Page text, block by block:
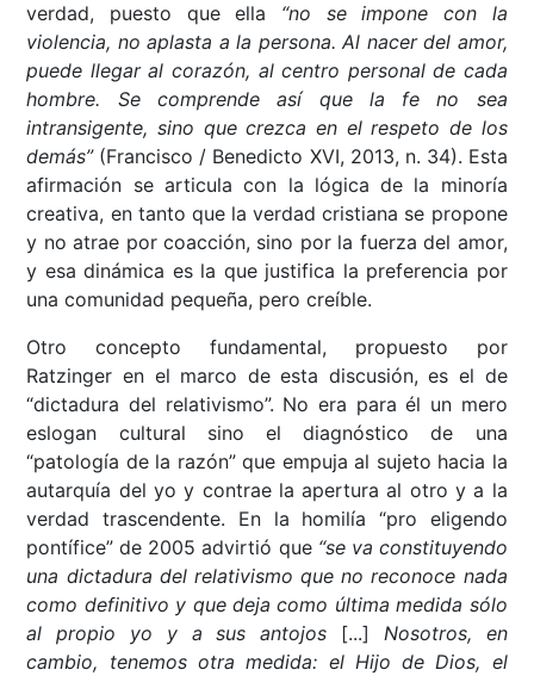
verdad, puesto que ella “no se impone con la
violencia, no aplasta a la persona. Al nacer del amor,
puede llegar al corazón, al centro personal de cada
hombre. Se comprende así que la fe no sea
intransigente, sino que crezca en el respeto de los
demás”(Francisco / Benedicto XVI, 2013, n. 34). Esta
afirmación se articula con la lógica de la minoría
creativa, en tanto que la verdad cristiana se propone
y no atrae por coacción, sino por la fuerza del amor,
y esa dinámica es la que justifica la preferencia por
una comunidad pequeña, pero creíble.
Otro concepto fundamental, propuesto por
Ratzinger en el marco de esta discusión, es el de
“dictadura del relativismo”. No era para él un mero
eslogan cultural sino el diagnóstico de una
“patología de la razón” que empuja al sujeto hacia la
autarquía del yo y contrae la apertura al otro y a la
verdad trascendente. En la homilía “pro eligendo
pontífice” de 2005 advirtió que “se va constituyendo
una dictadura del relativismo que no reconoce nada
como definitivo y que deja como última medida sólo
al propio yo y a sus antojos [...] Nosotros, en
cambio, tenemos otra medida: el Hijo de Dios, el